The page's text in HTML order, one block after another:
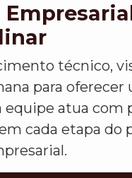
técnico,
para
equipe atua com
cada etapa do